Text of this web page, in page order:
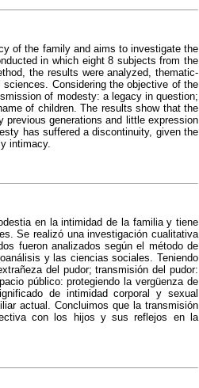
of the family and aims to investigate the
in which eight 8 subjects from the
the results were analyzed, thematic-
Considering the objective of the
of modesty: a legacy in question;
of children. The results show that the
generations and little expression
has suffered a discontinuity, given the
intimacy.
en la intimidad de la familia y tiene
Se realizó una investigación cualitativa
fueron analizados según el método de
y las ciencias sociales. Teniendo
del pudor; transmisión del pudor:
público: protegiendo la vergüenza de
de intimidad corporal y sexual
actual. Concluimos que la transmisión
con los hijos y sus reflejos en la